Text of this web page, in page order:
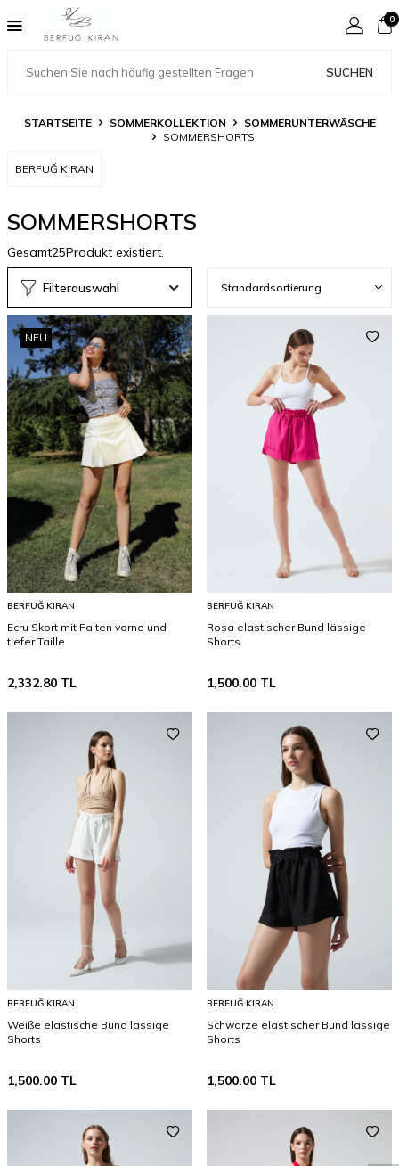
SUCHEN
0
STARTSEITE SOMMERKOLLEKTION
SOMMERUNTERWÄSCHE
SOMMERSHORTS
BERFUĞ KIRAN
SOMMERSHORTS
Gesamt25Produkt existiert.
Filterauswahl
NEU
BERFUĞ KIRAN
Ecru Skort mit Falten vorne und
tiefer Taille
2,332.80 TL
BERFUĞ KIRAN
Rosa elastischer Bund lässige
Shorts
1,500.00 TL
BERFUĞ KIRAN
Weiße elastische Bund lässige
Shorts
1,500.00 TL
BERFUĞ KIRAN
Schwarze elastischer Bund lässige
Shorts
1,500.00 TL